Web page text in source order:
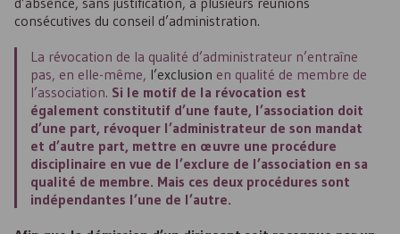
consécutives du conseil d’administration.
La révocation de la qualité d’administrateur n’entraîne
pas, en elle-même, l’exclusion en qualité de membre de
l’association. Si le motif de la révocation est
également constitutif d’une faute, l’association doit
d’une part, révoquer l’administrateur de son mandat
et d’autre part, mettre en œuvre une procédure
disciplinaire en vue de l’exclure de l’association en sa
qualité de membre. Mais ces deux procédures sont
indépendantes l’une de l’autre.